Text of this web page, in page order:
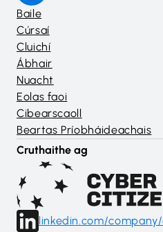
Baile
Cúrsaí
Cluichí
Ábhair
Nuacht
Eolas faoi
Cibearscaoll
Beartas Príobháideachais
Cruthaithe ag
linkedin.com/